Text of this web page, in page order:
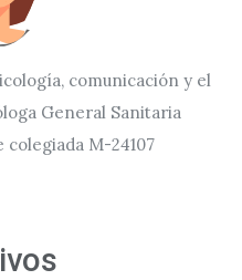
comunicación y el
General Sanitaria
colegiada M-24107